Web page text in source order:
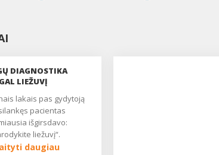
DIAGNOSTIKA
LIEŽUVĮ
pacientas
išgirsdavo:
liežuvį“.
iš visų pusių
daugiau